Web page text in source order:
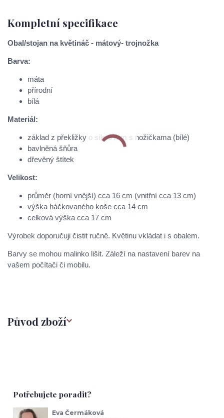
Kompletní specifikace
Obal/stojan na květináč - mátový- trojnožka
Barva:
máta
přírodní
bílá
Materiál:
základ z překližky o síle 6 mm s nožičkama (bílé)
bavlněná šňůra
dřevěný štítek
Velikost:
průměr (horní vnější) cca 16 cm (vnitřní cca 13 cm)
výška háčkovaného koše cca 14 cm
celková výška cca 17 cm
Výrobek doporučuji čistit ručně. Květinu vkládat i s obalem.
Barvy se mohou malinko lišit. Záleží na nastavení barev na
vašem počítači či mobilu.
Původ zboží
Potřebujete poradit?
Eva Čermáková